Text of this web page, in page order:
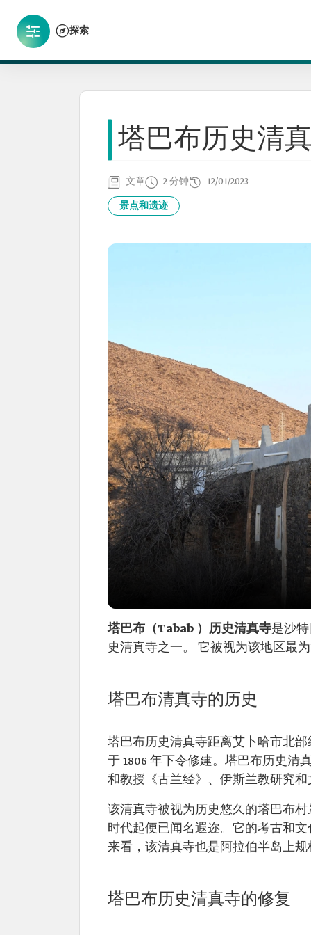
探索
塔巴布历史清
文章 2 分钟 12/01/2023
景点和遗迹
塔巴布（Tabab ）历史清真寺是沙
史清真寺之一。 它被视为该地区最
塔巴布清真寺的历史
塔巴布历史清真寺距离艾卜哈市北部
于 1806 年下令修建。塔巴布历史清
和教授《古兰经》、伊斯兰教研究
该清真寺被视为历史悠久的塔巴布
时代起便已闻名遐迩。它的考古和
来看，该清真寺也是阿拉伯半岛上
塔巴布历史清真寺的修复